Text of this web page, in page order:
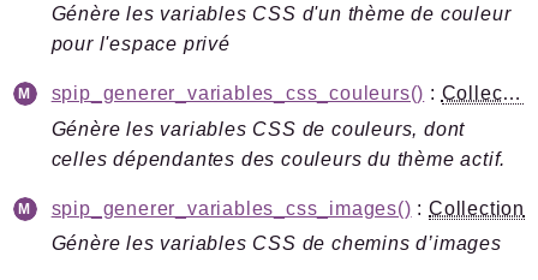
Génère les variables CSS d'un thème de couleur
pour l'espace privé
spip_generer_variables_css_couleurs() : Collection
Génère les variables CSS de couleurs, dont
celles dépendantes des couleurs du thème actif.
spip_generer_variables_css_images() :Collection
Génère les variables CSS de chemins d’images